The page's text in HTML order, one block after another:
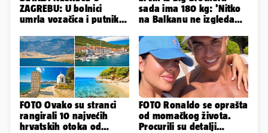
ZAGREBU: U bolnici
umrla vozačica i putnik,
prepolovio
sada ima 180 kg: 'Nitko
na Balkanu ne izgleda
FOTO Ovako su stranci
rangirali 10 najvećih
hrvatskih otoka od
FOTO Ronaldo se oprašta
od momačkog života.
Procurili su detalji